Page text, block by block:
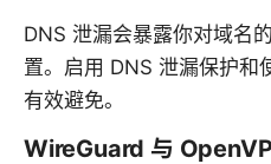
DNS 泄漏会暴露你对域名
置。启用 DNS 泄漏保护和
有效避免。
WireGuard 与